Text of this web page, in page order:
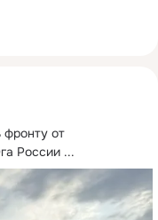
от
России ...